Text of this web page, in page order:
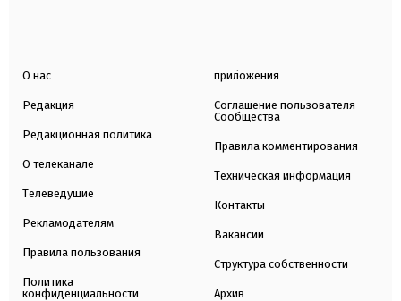
О нас
Редакция
Редакционная политика
О телеканале
Телеведущие
Рекламодателям
Правила пользования
Политика
конфиденциальности
приложения
Соглашение пользователя
Сообщества
Правила комментирования
Техническая информация
Контакты
Вакансии
Структура собственности
Архив